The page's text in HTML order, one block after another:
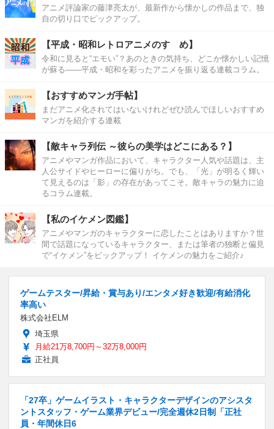
アニメ評論家の藤津亮太が、最新作から懐かしの作品まで、独
自の切り口でピックアップ。
【平成・昭和レトロアニメのすゝめ】
令和に見ると“エモい”？あのときの気持ち、どこか懐かしい記憶
が蘇る――平成・昭和を彩ったアニメを振り返る連載コラム。
【おすすめマンガ手帖】
まだアニメ化されてはいないけれどぜひ読んでほしいおすすめ
マンガを紹介する連載
【敵キャラ列伝 ～彼らの美学はどこにある？】
アニメやマンガ作品において、キャラクター人気や話題は、主
人公サイドやヒーローに偏りがち。でも、「光」が明るく輝い
て見えるのは「影」の存在があってこそ。敵キャラの魅力に迫
るコラム連載。
【私のイケメン図鑑】
アニメやマンガのキャラクターに恋したことはありますか？世
間で話題になっているキャラクター、または筆者の独断と偏見
で“イケメン”をピックアップ！ イケメンの魅力をご紹介♪
ゲームテスター/昇給・賞与あり/エンタメ好き歓迎/有給消化
率高い
株式会社ELM
埼玉県
月給21万8,700円～32万8,000円
正社員
「27卒」ゲームイラスト・キャラクターデザインのアシスタ
ントスタッフ・ゲーム業界デビュー/完全週休2日制「正社
員・年間休日6